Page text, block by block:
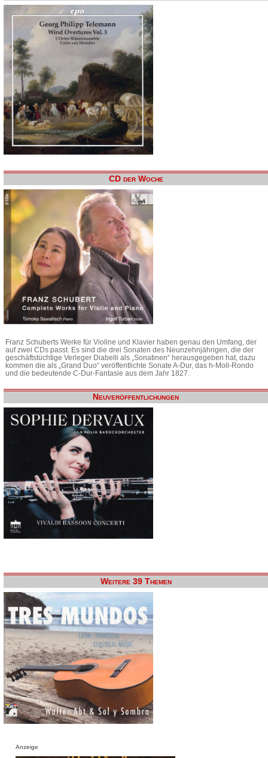
CD der Woche
Franz Schuberts Werke für Violine und Klavier haben genau den Umfang, der
auf zwei CDs passt. Es sind die drei Sonaten des Neunzehnjährigen, die der
geschäftstüchtige Verleger Diabelli als „Sonatinen“ herausgegeben hat, dazu
kommen die als „Grand Duo“ veröffentlichte Sonate A-Dur, das h-Moll-Rondo
und die bedeutende C-Dur-Fantasie aus dem Jahr 1827.
Neuveröffentlichungen
Weitere 39 Themen
Anzeige